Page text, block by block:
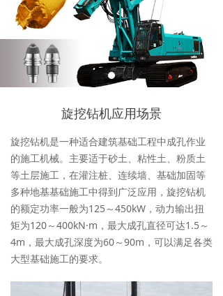
旋挖钻机应用场景
旋挖钻机是一种适合建筑基础工程中成孔作业
的施工机械。主要适于砂土、粘性土、粉质土
等土层施工，在灌注桩、连续墙、基础加固等
多种地基基础施工中得到广泛应用，旋挖钻机
的额定功率一般为125～450kW，动力输出扭
矩为120～400kN·m，最大成孔直径可达1.5～
4m，最大成孔深度为60～90m，可以满足各类
大型基础施工的要求。